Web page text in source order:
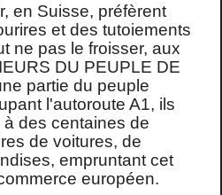
en Suisse, préfèrent
et des tutoiements
ne pas le froisser, aux
DU PEUPLE DE
partie du peuple
l'autoroute A1, ils
des centaines de
de voitures, de
empruntant cet
européen.